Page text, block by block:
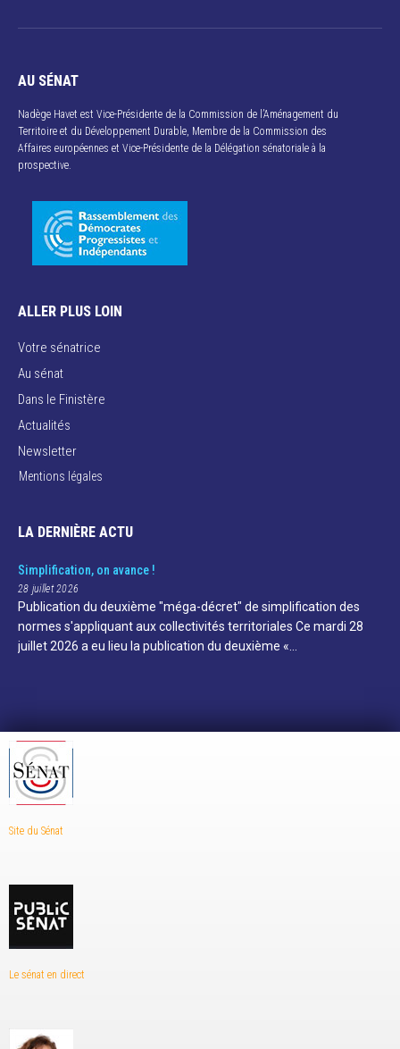
AU SÉNAT
Nadège Havet est Vice-Présidente de la Commission de l’Aménagement du
Territoire et du Développement Durable, Membre de la Commission des
Affaires européennes et Vice-Présidente de la Délégation sénatoriale à la
prospective.
ALLER PLUS LOIN
Votre sénatrice
Au sénat
Dans le Finistère
Actualités
Newsletter
Mentions légales
LA DERNIÈRE ACTU
Simplification, on avance !
28 juillet 2026
Publication du deuxième "méga-décret" de simplification des
normes s'appliquant aux collectivités territoriales Ce mardi 28
juillet 2026 a eu lieu la publication du deuxième «…
Site du Sénat
Le sénat en direct